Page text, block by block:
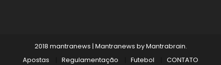
2018 mantranews | Mantranews byMantrabrain.
Apostas
Regulamentação Futebol CONTATO